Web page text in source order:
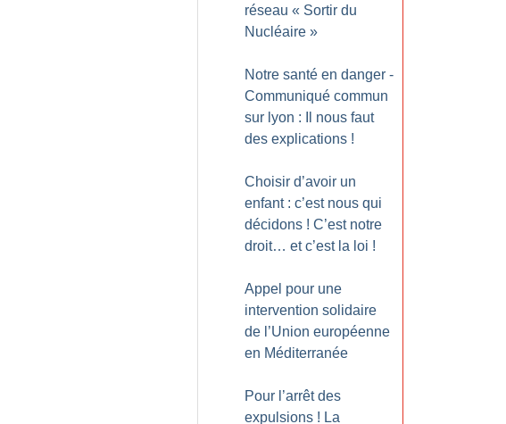
réseau « Sortir du
Nucléaire »
Notre santé en danger -
Communiqué commun
sur lyon : Il nous faut
des explications !
Choisir d’avoir un
enfant : c’est nous qui
décidons ! C’est notre
droit… et c’est la loi !
Appel pour une
intervention solidaire
de l’Union européenne
en Méditerranée
Pour l’arrêt des
expulsions ! La